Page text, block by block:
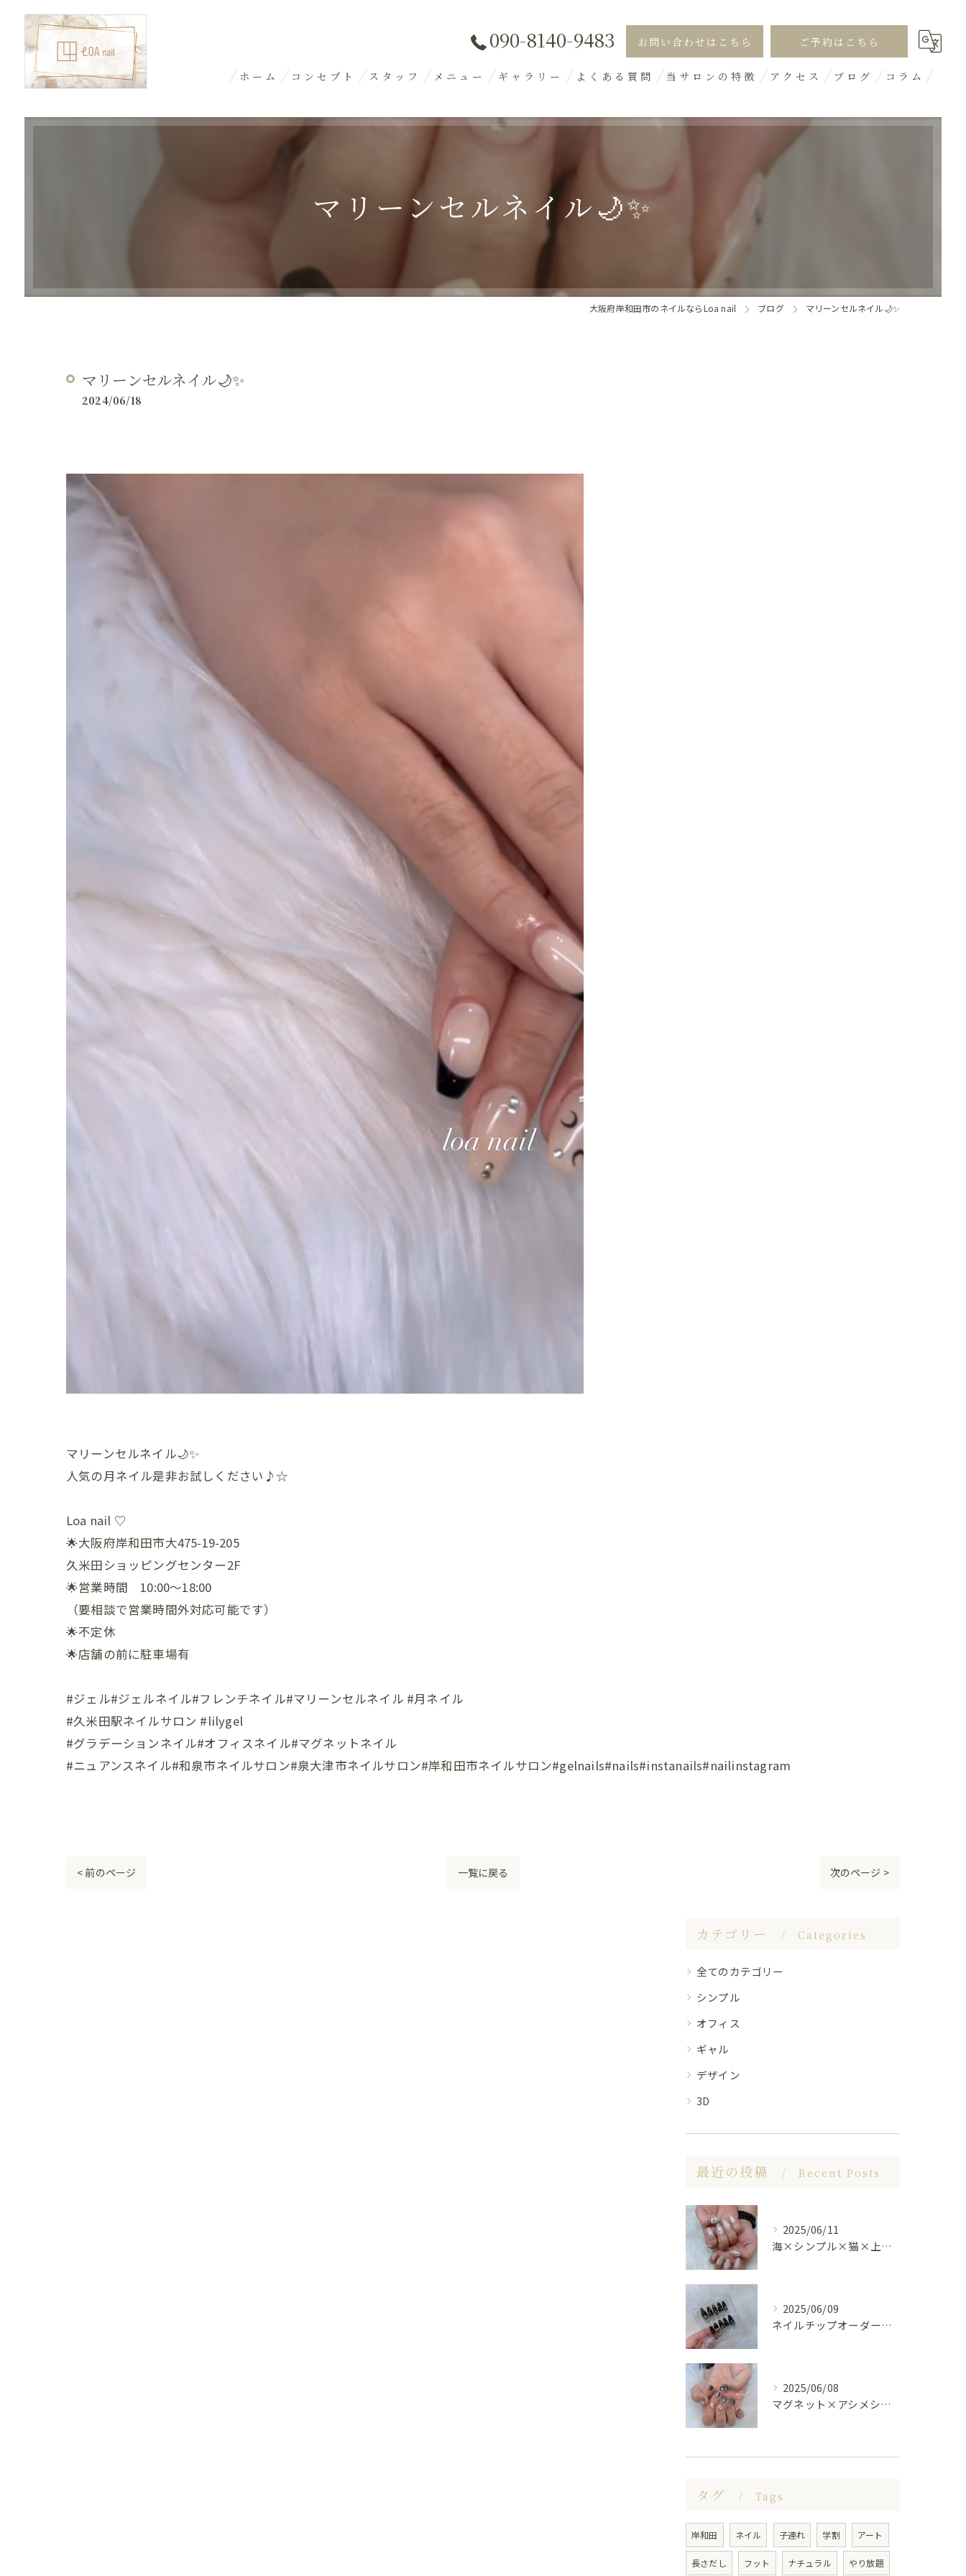
090-8140-9483 お問い合わせはこちら ご予約はこちら
ホーム コンセプト スタッフ メニュー ギャラリー よくある質問 当サロンの特徴
シンプル
アクセス ブログ コラム
マリーンセルネイル🌙✨
大阪府岸和田市のネイルならLoa nail ブログ マリーンセルネイル🌙✨
マリーンセルネイル🌙✨
2024/06/18
マリーンセルネイル🌙✨
人気の月ネイル是非お試しください♪☆
Loa nail ♡
🌟大阪府岸和田市大475-19-205
久米田ショッピングセンター2F
🌟営業時間 10:00〜18:00
（要相談で営業時間外対応可能です）
🌟不定休
🌟店舗の前に駐車場有
#ジェル#ジェルネイル#フレンチネイル#マリーンセルネイル #月ネイル
#久米田駅ネイルサロン #lilygel
#グラデーションネイル#オフィスネイル#マグネットネイル
#ニュアンスネイル#和泉市ネイルサロン#泉大津市ネイルサロン#岸和田市ネイルサロン#gelnails#nails#instanails#nailinstagram
< 前のページ 一覧に戻る 次のページ >
カテゴリー Categories
全てのカテゴリー
シンプル
オフィス
ギャル
デザイン
3D
最近の投稿 Recent Posts
2025/06/11
海×シンプル×猫×上品 nail🐈🐚✨
2025/06/09
ネイルチップオーダー受け付けてます😊🤍
2025/06/08
マグネット×アシメシルバー nail🤍🩶
タグ Tags
岸和田 ネイル 子連れ 学割 アート
長さだし フット ナチュラル やり放題